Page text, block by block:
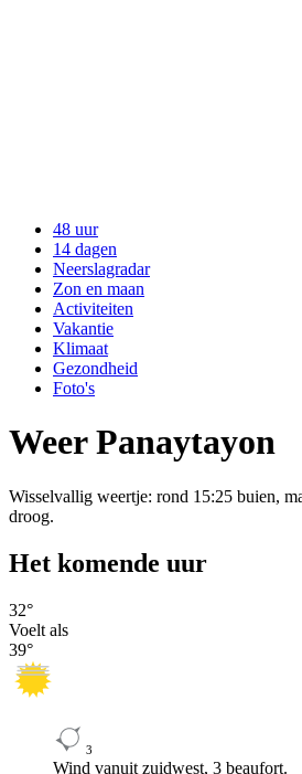
48 uur
14 dagen
Neerslagradar
Zon en maan
Activiteiten
Vakantie
Klimaat
Gezondheid
Foto's
Weer Panaytayon
Wisselvallig weertje: rond 15:25 buien,
droog.
Het komende uur
32°
Voelt als
39°
3
Wind vanuit zuidwest, 3 beaufort.